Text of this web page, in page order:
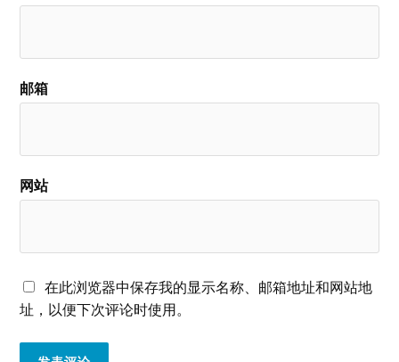
邮箱
网站
在此浏览器中保存我的显示名称、邮箱地址和网站地
址，以便下次评论时使用。